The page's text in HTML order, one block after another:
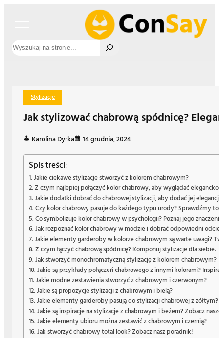
Szukaj
Stylizacje
Jak stylizować chabrową spódnicę?
Karolina Dyrka 14 grudnia, 2024
Spis treści:
Jakie ciekawe stylizacje stworzyć z kolorem chabrowym?
Z czym najlepiej połączyć kolor chabrowy, aby wyglądać
Jakie dodatki dobrać do chabrowej stylizacji, aby dodać jej
Czy kolor chabrowy pasuje do każdego typu urody? Sprawdźmy
Co symbolizuje kolor chabrowy w psychologii? Poznaj jego
Jak rozpoznać kolor chabrowy w modzie i dobrać odpowiedni
Jakie elementy garderoby w kolorze chabrowym są warte uwagi?
Z czym łączyć chabrową spódnicę? Komponuj stylizacje dla siebie.
Jak stworzyć monochromatyczną stylizację z kolorem chabrowym?
Jakie są przykłady połączeń chabrowego z innymi kolorami?
Jakie modne zestawienia stworzyć z chabrowym i czerwonym?
Jakie są propozycje stylizacji z chabrowym i bielą?
Jakie elementy garderoby pasują do stylizacji chabrowej z żółtym?
Jakie są inspiracje na stylizacje z chabrowym i beżem? Zobacz
Jakie elementy ubioru można zestawić z chabrowym i czernią?
Jak stworzyć chabrowy total look? Zobacz nasz poradnik!